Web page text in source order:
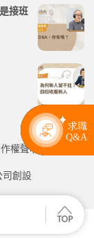
接班
權聲明
司創設